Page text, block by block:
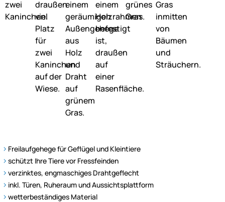
Freilaufgehege für Geflügel und Kleintiere
schützt Ihre Tiere vor Fressfeinden
verzinktes, engmaschiges Drahtgeflecht
inkl. Türen, Ruheraum und Aussichtsplattform
wetterbeständiges Material